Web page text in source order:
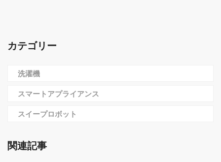
カテゴリー
洗濯機
スマートアプライアンス
スイープロボット
関連記事